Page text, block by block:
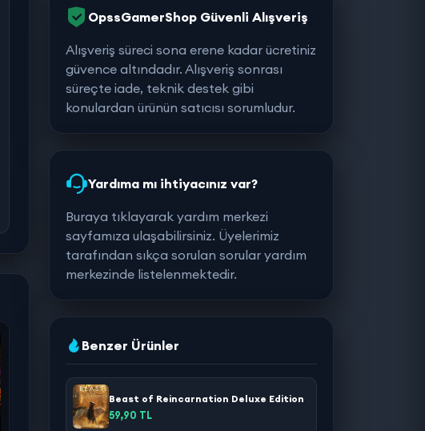
OpssGamerShop Güvenli Alışveriş
Alışveriş süreci sona erene kadar ücretiniz
güvence altındadır. Alışveriş sonrası
süreçte iade, teknik destek gibi
konulardan ürünün satıcısı sorumludur.
Yardıma mı ihtiyacınız var?
Buraya tıklayarak yardım merkezi
sayfamıza ulaşabilirsiniz. Üyelerimiz
tarafından sıkça sorulan sorular yardım
merkezinde listelenmektedir.
Benzer Ürünler
Beast of Reincarnation Deluxe Edition
59,90 TL